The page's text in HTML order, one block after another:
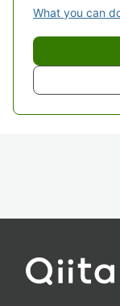
What you can